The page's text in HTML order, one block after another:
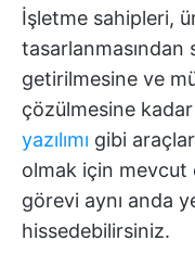
İşletme sahipleri,
tasarlanmasından
getirilmesine ve
çözülmesine
yazılımı gibi
olmak için mevcut
görevi aynı anda
hissedebilirsiniz.